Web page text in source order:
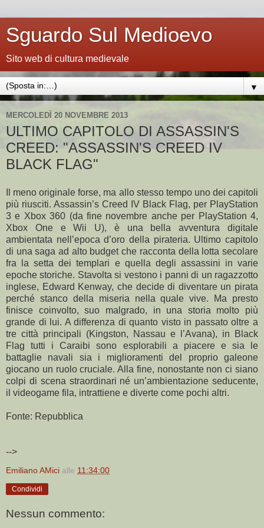
Sguardo Sul Medioevo
Sito web di cultura medievale
▼
MERCOLEDÌ 20 NOVEMBRE 2013
ULTIMO CAPITOLO DI ASSASSIN'S
CREED: "ASSASSIN'S CREED IV
BLACK FLAG"
Il meno originale forse, ma allo stesso tempo uno dei capitoli
più riusciti. Assassin’s Creed IV Black Flag, per PlayStation
3 e Xbox 360 (da fine novembre anche per PlayStation 4,
Xbox One e Wii U), è una bella avventura digitale
ambientata nell’epoca d’oro della pirateria. Ultimo capitolo
di una saga ad alto budget che racconta della lotta secolare
fra la setta dei templari e quella degli assassini in varie
epoche storiche. Stavolta si vestono i panni di un ragazzotto
inglese, Edward Kenway, che decide di diventare un pirata
perché stanco della miseria nella quale vive. Ma presto
finisce coinvolto, suo malgrado, in una storia molto più
grande di lui. A differenza di quanto visto in passato oltre a
tre città principali (Kingston, Nassau e l’Avana), in Black
Flag tutti i Caraibi sono esplorabili a piacere e sia le
battaglie navali sia i miglioramenti del proprio galeone
giocano un ruolo cruciale. Alla fine, nonostante non ci siano
colpi di scena straordinari né un’ambientazione seducente,
il videogame fila, intrattiene e diverte come pochi altri.
Fonte: Repubblica
-->
Emiliano AMici alle 11:34:00
Condividi
Nessun commento: